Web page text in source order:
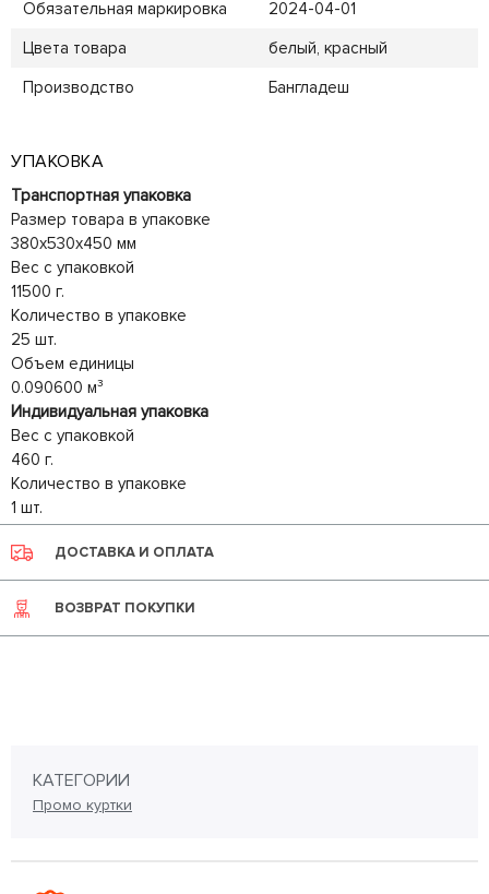
Обязательная маркировка
2024-04-01
Цвета товара
белый, красный
Производство
Бангладеш
УПАКОВКА
Транспортная упаковка
Размер товара в упаковке
380x530x450 мм
Вес с упаковкой
11500 г.
Количество в упаковке
25 шт.
Объем единицы
0.090600 м³
Индивидуальная упаковка
Вес с упаковкой
460 г.
Количество в упаковке
1 шт.
ДОСТАВКА И ОПЛАТА
ВОЗВРАТ ПОКУПКИ
КАТЕГОРИИ
Промо куртки